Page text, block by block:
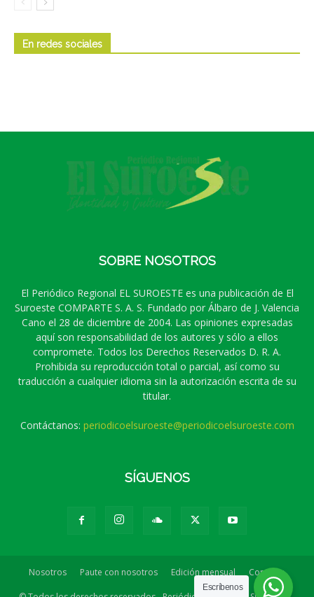
En redes sociales
SOBRE NOSOTROS
El Periódico Regional EL SUROESTE es una publicación de El
Suroeste COMPARTE S. A. S. Fundado por Álbaro de J. Valencia
Cano el 28 de diciembre de 2004. Las opiniones expresadas
aquí son responsabilidad de los autores y sólo a ellos
compromete. Todos los Derechos Reservados D. R. A.
Prohibida su reproducción total o parcial, así como su
traducción a cualquier idioma sin la autorización escrita de su
titular.
Contáctanos: periodicoelsuroeste@periodicoelsuroeste.com
SÍGUENOS
Nosotros Paute con nosotros Edición mensual Contacto
Escríbenos